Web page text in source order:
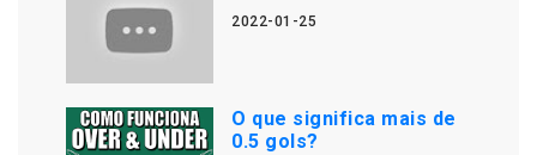
2022-01-25
O que significa mais de
0.5 gols?